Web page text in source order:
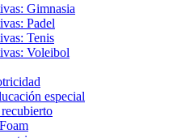
Gimnasia
Padel
Tenis
Voleibol
especial